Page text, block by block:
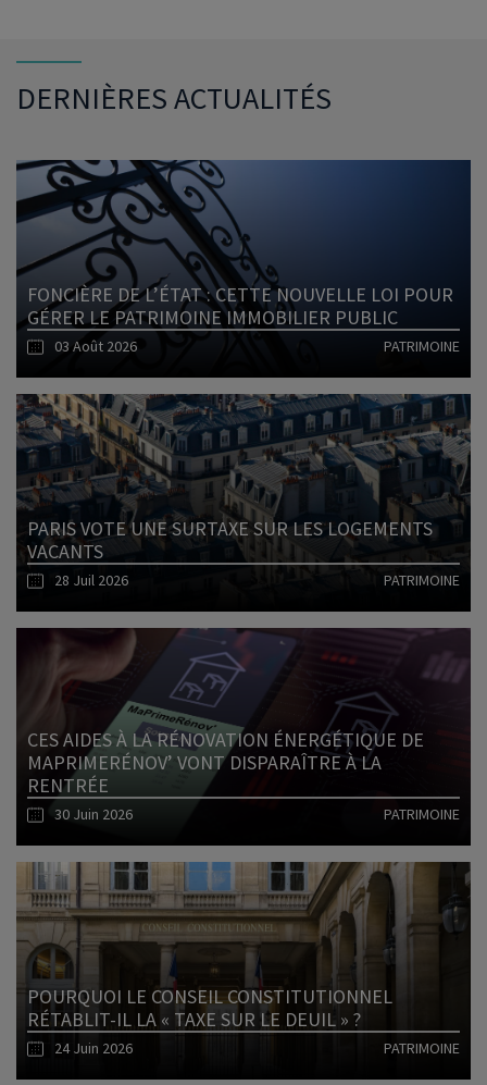
DERNIÈRES ACTUALITÉS
FONCIÈRE DE L’ÉTAT : CETTE NOUVELLE LOI POUR
GÉRER LE PATRIMOINE IMMOBILIER PUBLIC
03 Août 2026 PATRIMOINE
Lire l'article
PARIS VOTE UNE SURTAXE SUR LES LOGEMENTS
VACANTS
28 Juil 2026 PATRIMOINE
Lire l'article
CES AIDES À LA RÉNOVATION ÉNERGÉTIQUE DE
MAPRIMERÉNOV’ VONT DISPARAÎTRE À LA
RENTRÉE
30 Juin 2026 PATRIMOINE
Lire l'article
POURQUOI LE CONSEIL CONSTITUTIONNEL
RÉTABLIT-IL LA « TAXE SUR LE DEUIL » ?
24 Juin 2026 PATRIMOINE